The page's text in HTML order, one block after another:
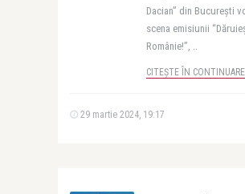
Dacian” din București
scena emisiunii
Românie!”, ..
CITEȘTE ÎN CONTINUARE
29 martie 2024, 19:17